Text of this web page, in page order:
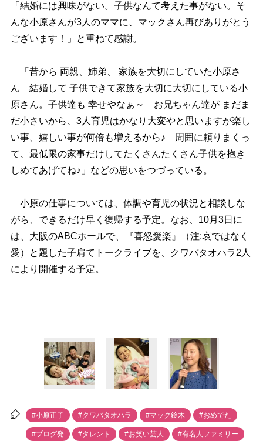
「結婚には興味がない。子供なんて考えた事がない。そ
んな小原さんが3人のママに、マックさん再びありがとう
ございます！」と重ねて感謝。
「昔から 両親、姉弟、 家族を大切にしていた小原さ
ん 結婚して 子供できて家族を大切に大切にしている小
原さん。子供達も 幸せやなぁ～ お兄ちゃん達が まだま
だ小さいから、3人育児はかなり大変やと思いますが楽し
い事、嬉しい事が何倍も増えるから♪ 周囲に頼りまくっ
て、最低限の家事だけしてたくさんたくさん子供を抱き
しめてあげてね♪」などの思いをつづっている。
小原の仕事については、体調や育児の状況と相談しな
がら、できるだけ早く復帰する予定。なお、10月3日に
は、大阪のABCホールで、『喜怒愛楽』（注:哀ではなく
愛）と題した子肩てトークライブを、クワバタオハラ2人
により開催する予定。
#小原正子 #クワバタオハラ #マック鈴木 #おめでた
#ブログ発 #タレント #お笑い芸人 #有名人ファミリー